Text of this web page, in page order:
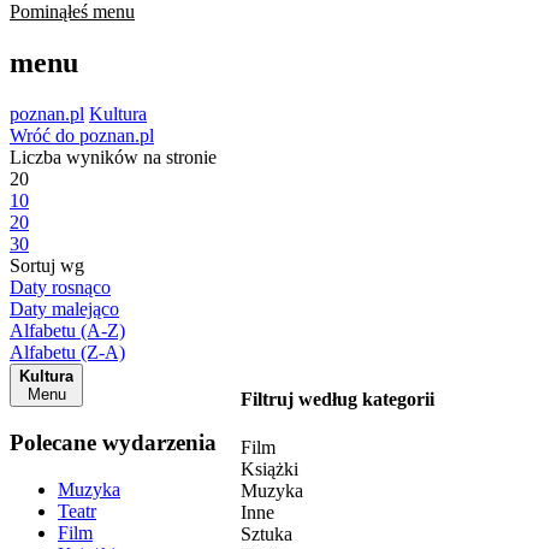
Pominąłeś menu
menu
poznan.pl Kultura
Wróć do poznan.pl
Liczba wyników na stronie
20
10
20
30
Sortuj wg
Daty rosnąco
Daty malejąco
Alfabetu (A-Z)
Alfabetu (Z-A)
Kultura
Menu
Polecane wydarzenia
Muzyka
Teatr
Film
Filtruj według kategorii
Film
Książki
Muzyka
Inne
Sztuka